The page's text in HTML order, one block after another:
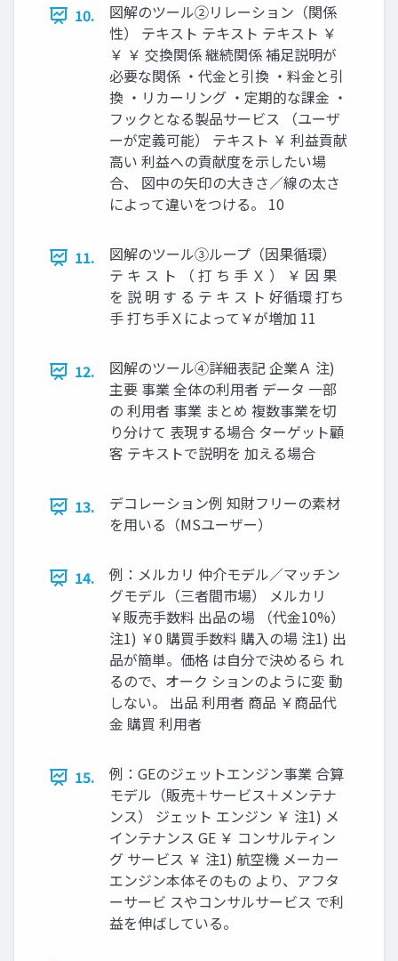
10.
図解のツール②リレーション（関係
性） テキスト テキスト テキスト ￥
￥ ￥ 交換関係 継続関係 補足説明が
必要な関係 ・代金と引換 ・料金と引
換 ・リカーリング ・定期的な課金 ・
フックとなる製品サービス （ユーザ
ーが定義可能） テキスト ￥ 利益貢献
高い 利益への貢献度を示したい場
合、 図中の矢印の大きさ／線の太さ
によって違いをつける。 10
11.
図解のツール③ループ（因果循環）
テ キ ス ト （ 打 ち 手 Ｘ ） ￥ 因 果
を 説 明 す る テ キ ス ト 好循環 打ち
手 打ち手Ｘによって￥が増加 11
12.
図解のツール④詳細表記 企業Ａ 注)
主要 事業 全体の利用者 データ 一部
の 利用者 事業 まとめ 複数事業を切
り分けて 表現する場合 ターゲット顧
客 テキストで説明を 加える場合
13.
デコレーション例 知財フリーの素材
を用いる（MSユーザー）
14.
例：メルカリ 仲介モデル／マッチン
グモデル（三者間市場） メルカリ
￥販売手数料 出品の場 （代金10%）
注1) ￥0 購買手数料 購入の場 注1) 出
品が簡単。価格 は自分で決めるら れ
るので、オーク ションのように変 動
しない。 出品 利用者 商品 ￥商品代
金 購買 利用者
15.
例：GEのジェットエンジン事業 合算
モデル（販売＋サービス＋メンテナ
ンス） ジェット エンジン ￥ 注1) メ
インテナンス GE ￥ コンサルティン
グ サービス ￥ 注1) 航空機 メーカー
エンジン本体そのもの より、アフタ
ーサービ スやコンサルサービス で利
益を伸ばしている。